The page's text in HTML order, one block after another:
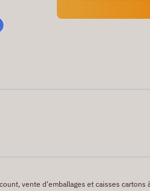
vente d'emballages et caisses cartons